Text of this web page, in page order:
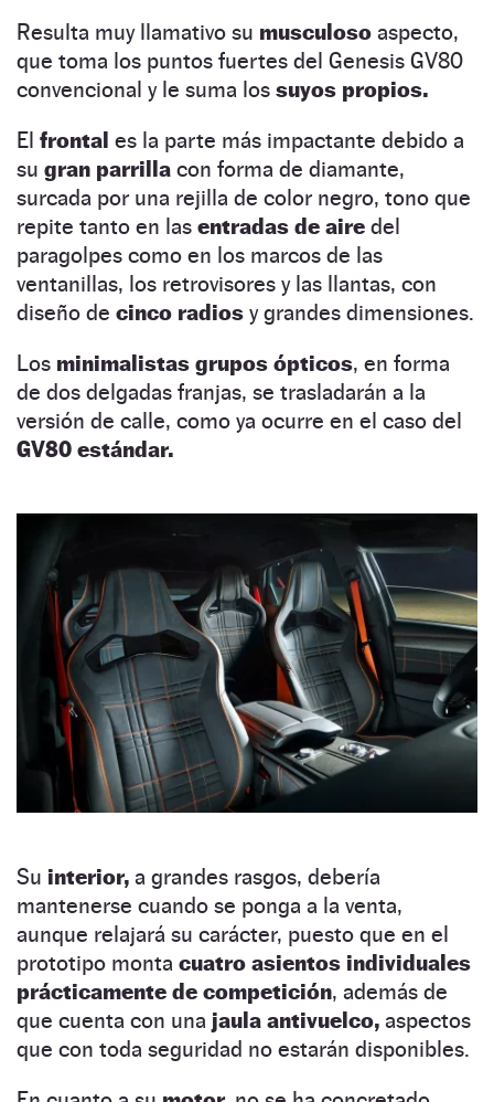
Resulta muy llamativo su musculoso aspecto,
que toma los puntos fuertes del Genesis GV80
convencional y le suma los suyos propios.
El frontal es la parte más impactante debido a
su gran parrilla con forma de diamante,
surcada por una rejilla de color negro, tono que
repite tanto en las entradas de aire del
paragolpes como en los marcos de las
ventanillas, los retrovisores y las llantas, con
diseño de cinco radios y grandes dimensiones.
Los minimalistas grupos ópticos, en forma
de dos delgadas franjas, se trasladarán a la
versión de calle, como ya ocurre en el caso del
GV80 estándar.
Su interior, a grandes rasgos, debería
mantenerse cuando se ponga a la venta,
aunque relajará su carácter, puesto que en el
prototipo monta cuatro asientos individuales
prácticamente de competición, además de
que cuenta con una jaula antivuelco, aspectos
que con toda seguridad no estarán disponibles.